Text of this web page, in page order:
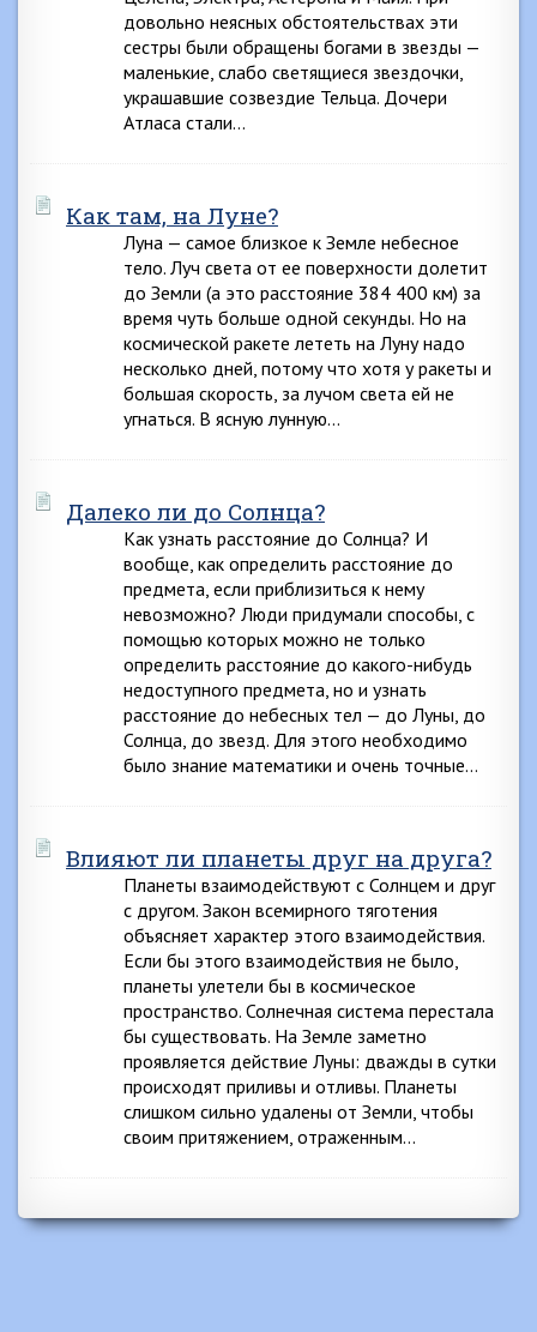
довольно неясных обстоятельствах эти
сестры были обращены богами в звезды —
маленькие, слабо светящиеся звездочки,
украшавшие созвездие Тельца. Дочери
Атласа стали…
Как там, на Луне?
Луна — самое близкое к Земле небесное
тело. Луч света от ее поверхности долетит
до Земли (а это расстояние 384 400 км) за
время чуть больше одной секунды. Но на
космической ракете лететь на Луну надо
несколько дней, потому что хотя у ракеты и
большая скорость, за лучом света ей не
угнаться. В ясную лунную…
Далеко ли до Солнца?
Как узнать расстояние до Солнца? И
вообще, как определить расстояние до
предмета, если приблизиться к нему
невозможно? Люди придумали способы, с
помощью которых можно не только
определить расстояние до какого-нибудь
недоступного предмета, но и узнать
расстояние до небесных тел — до Луны, до
Солнца, до звезд. Для этого необходимо
было знание математики и очень точные…
Влияют ли планеты друг на друга?
Планеты взаимодействуют с Солнцем и друг
с другом. Закон всемирного тяготения
объясняет характер этого взаимодействия.
Если бы этого взаимодействия не было,
планеты улетели бы в космическое
пространство. Солнечная система перестала
бы существовать. На Земле заметно
проявляется действие Луны: дважды в сутки
происходят приливы и отливы. Планеты
слишком сильно удалены от Земли, чтобы
своим притяжением, отраженным…